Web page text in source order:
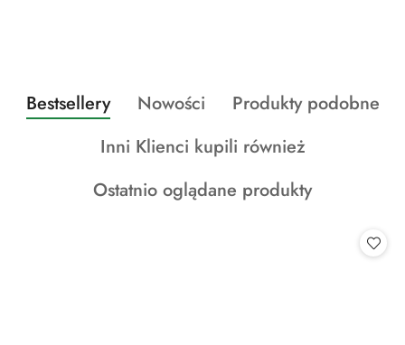
Pomiń karuzelę produktów
Produkty
o
Bestsellery
Produkty
statusie:
Nowości
Produkty
statusie:
Produkty podobne
Produkty
statusie:
Inni Klienci kupili również
Produkty
Ostatnio oglądane produkty